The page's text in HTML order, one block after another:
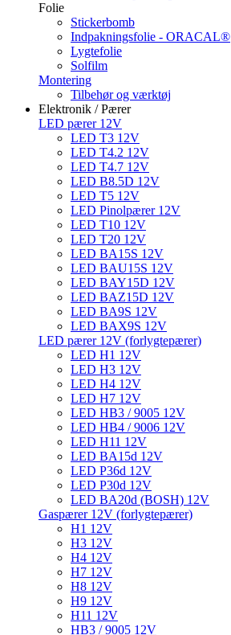
Folie
Stickerbomb
Indpakningsfolie - ORACAL®
Lygtefolie
Solfilm
Montering
Tilbehør og værktøj
Elektronik / Pærer
LED pærer 12V
LED T3 12V
LED T4.2 12V
LED T4.7 12V
LED B8.5D 12V
LED T5 12V
LED Pinolpærer 12V
LED T10 12V
LED T20 12V
LED BA15S 12V
LED BAU15S 12V
LED BAY15D 12V
LED BAZ15D 12V
LED BA9S 12V
LED BAX9S 12V
LED pærer 12V (forlygtepærer)
LED H1 12V
LED H3 12V
LED H4 12V
LED H7 12V
LED HB3 / 9005 12V
LED HB4 / 9006 12V
LED H11 12V
LED BA15d 12V
LED P36d 12V
LED P30d 12V
LED BA20d (BOSH) 12V
Gaspærer 12V (forlygtepærer)
H1 12V
H3 12V
H4 12V
H7 12V
H8 12V
H9 12V
H11 12V
HB3 / 9005 12V